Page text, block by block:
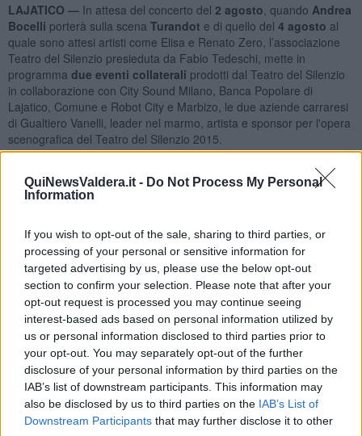
QuiNewsValdera.it - Do Not Process My Personal
Information
If you wish to opt-out of the sale, sharing to third parties, or
processing of your personal or sensitive information for
targeted advertising by us, please use the below opt-out
section to confirm your selection. Please note that after your
opt-out request is processed you may continue seeing
interest-based ads based on personal information utilized by
us or personal information disclosed to third parties prior to
your opt-out. You may separately opt-out of the further
disclosure of your personal information by third parties on the
IAB’s list of downstream participants. This information may
also be disclosed by us to third parties on the IAB’s List of
Downstream Participants that may further disclose it to other
LAJATICO — In attesa del concerto del 2 agosto , quando Andrea
Bocelli porterà sulla scena Turandot e di quello del 4 agosto al
quale sono attesi artisti come Elisa e Renato Zero, l’associazione
Teatro del Silenzio presieduta da Fabio Tedeschi, mette in
programma due eventi collaterali prodotti dal Teatro del Silenzio
in collaborazione con City Sound Milano, Banca Popolare di
Lajatico, Comune e Robot City e Marbizo, le due aziende carraresi
di Gualtiero Vanelli, leader nel marmo, artista e sponsor per l'opera
scenografica del Teatro del Silenzio 2015.
sponsorizzato da FDI Holding Spa di Ponsacco, in partnership con
l’associazione Teatro del Silenzio. Si tratta di una
organizzazione, da Promoeventi di Empoli in collaborazione con il
catering Delizia Ricevimenti di Firenze.
Per una sera la piazza davanti al municipio, illuminata con un gioco
di colori dove predomina il blu, diventerà un salotto, con un
allestimento esclusivo, per presentare anche dal punto di vista
enogastronomico, il meglio della produzione locale e della provincia
di Pisa con gli sponsor coinvolti e coordinati dalla partnership con la
FDI Holding Spa.Assaggi di cultura, dunque, in piazza Vittorio
Veneto apre gli appuntamenti dell’estate di Lajatico.